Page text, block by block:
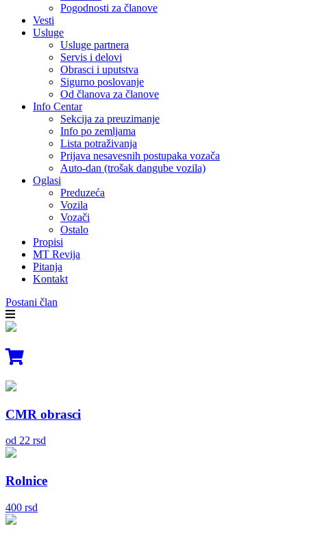
Pogodnosti za članove
Vesti
Usluge
Usluge partnera
Servis i delovi
Obrasci i uputstva
Sigurno poslovanje
Od članova za članove
Info Centar
Sekcija za preuzimanje
Info po zemljama
Lista potraživanja
Prijava nesavesnih postupaka vozača
Auto-dan (trošak dangube vozila)
Oglasi
Preduzeća
Vozila
Vozači
Ostalo
Propisi
MT Revija
Pitanja
Kontakt
Postani član
CMR obrasci
od 22 rsd
Rolnice
400 rsd